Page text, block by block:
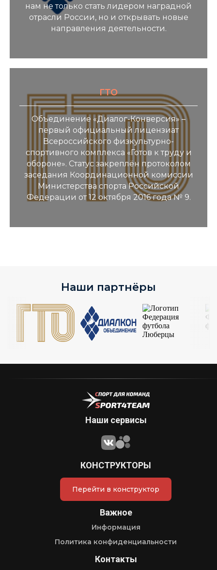
нам не только стать лидером наградной
отрасли России, но и открывать новые
направления деятельности.
ГТО
Объединение «Диалог-Конверсия» –
первый официальный лицензиат
Всероссийского физкультурно-
спортивного комплекса «Готов к труду и
обороне». Статус закреплён протоколом
заседания Координационной комиссии
Министерства спорта Российской
Федерации от 12 октября 2016 года № 9.
Наши партнёры
Наши сервисы
КОНСТРУКТОРЫ
Перейти в конструктор
Важное
Информация
Политика конфиденциальности
Контакты